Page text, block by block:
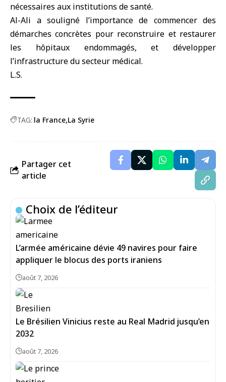
nécessaires aux institutions de santé.
Al-Ali a souligné l’importance de commencer des
démarches concrètes pour reconstruire et restaurer
les hôpitaux endommagés, et développer
l’infrastructure du secteur médical.
L.S.
TAG: la France La Syrie
Partager cet
article
Choix de l’éditeur
L’armée américaine dévie 49 navires pour faire
appliquer le blocus des ports iraniens
août 7, 2026
Le Brésilien Vinicius reste au Real Madrid jusqu’en
2032
août 7, 2026